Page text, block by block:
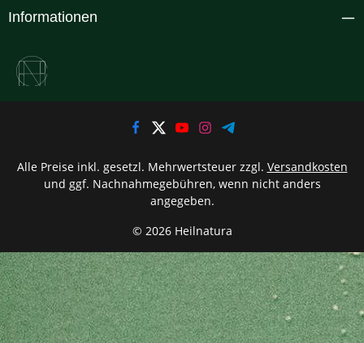
Informationen
© 2026 Heilnatura
Alle Preise inkl. gesetzl. Mehrwertsteuer zzgl. Versandkosten
und ggf. Nachnahmegebühren, wenn nicht anders
angegeben.